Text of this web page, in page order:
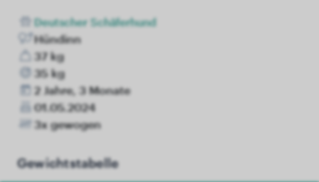
Deutscher Schäferhund
Hündinn
37 kg
35 kg
2 Jahre, 3 Monate
01.05.2024
3x gewogen
Gewichtstabelle